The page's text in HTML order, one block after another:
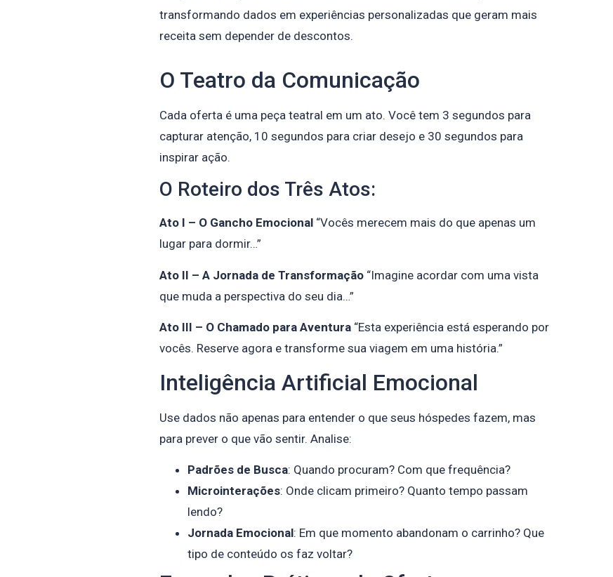
transformando dados em experiências personalizadas que geram mais
receita sem depender de descontos.
O Teatro da Comunicação
Cada oferta é uma peça teatral em um ato. Você tem 3 segundos para
capturar atenção, 10 segundos para criar desejo e 30 segundos para
inspirar ação.
O Roteiro dos Três Atos:
Ato I – O Gancho Emocional“Vocês merecem mais do que apenas um
lugar para dormir…”
Ato II – A Jornada de Transformação“Imagine acordar com uma vista
que muda a perspectiva do seu dia…”
Ato III – O Chamado para Aventura“Esta experiência está esperando por
vocês. Reserve agora e transforme sua viagem em uma história.”
Inteligência Artificial Emocional
Use dados não apenas para entender o que seus hóspedes fazem, mas
para prever o que vão sentir. Analise:
Padrões de Busca: Quando procuram? Com que frequência?
Microinterações: Onde clicam primeiro? Quanto tempo passam
lendo?
Jornada Emocional: Em que momento abandonam o carrinho? Que
tipo de conteúdo os faz voltar?